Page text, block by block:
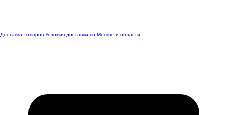
Доставка товаров Условия доставки по Москве и области